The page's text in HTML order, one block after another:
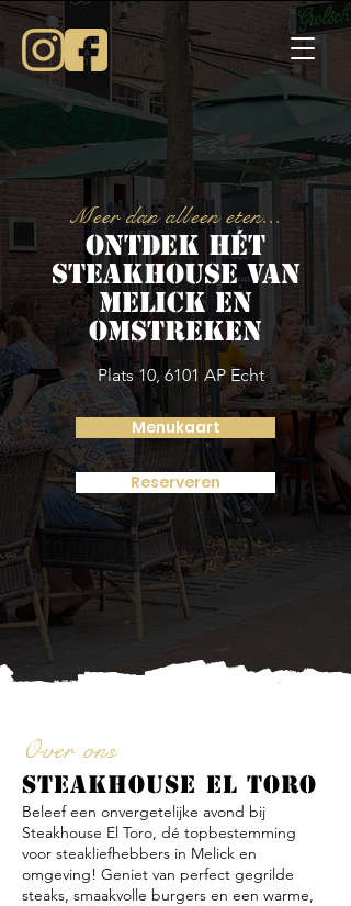
Meer dan alleen eten...
Ontdek hét
steakhouse van
Melick en
omstreken
Plats 10, 6101 AP Echt
Menukaart
Reserveren
Over ons
STEAKHOUSE EL TORO
Beleef een onvergetelijke avond bij
Steakhouse El Toro, dé topbestemming
voor steakliefhebbers in Melick en
omgeving! Geniet van perfect gegrilde
steaks, smaakvolle burgers en een warme,